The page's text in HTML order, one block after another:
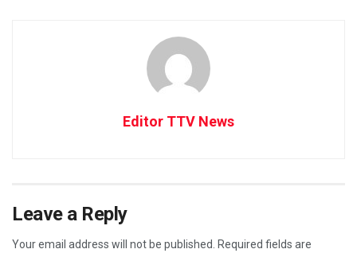
Editor TTV News
Leave a Reply
Your email address will not be published.
Required fields are